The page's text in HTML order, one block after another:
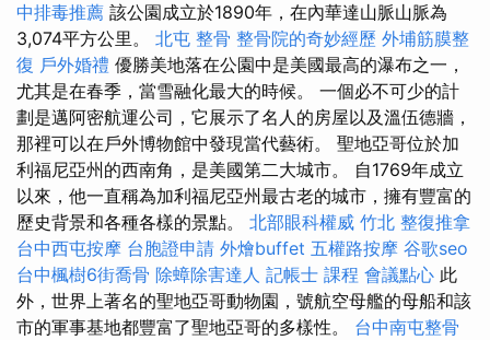
中排毒推薦 該公園成立於1890年，在內華達山脈山脈為
3,074平方公里。 北屯 整骨 整骨院的奇妙經歷 外埔筋膜整
復 戶外婚禮 優勝美地落在公園中是美國最高的瀑布之一，
尤其是在春季，當雪融化最大的時候。 一個必不可少的計
劃是邁阿密航運公司，它展示了名人的房屋以及溫伍德牆，
那裡可以在戶外博物館中發現當代藝術。 聖地亞哥位於加
利福尼亞州的西南角，是美國第二大城市。 自1769年成立
以來，他一直稱為加利福尼亞州最古老的城市，擁有豐富的
歷史背景和各種各樣的景點。 北部眼科權威 竹北 整復推拿
台中西屯按摩 台胞證申請 外燴buffet 五權路按摩 谷歌seo
台中楓樹6街喬骨 除蟑除害達人 記帳士 課程 會議點心 此
外，世界上著名的聖地亞哥動物園，號航空母艦的母船和該
市的軍事基地都豐富了聖地亞哥的多樣性。 台中南屯整骨